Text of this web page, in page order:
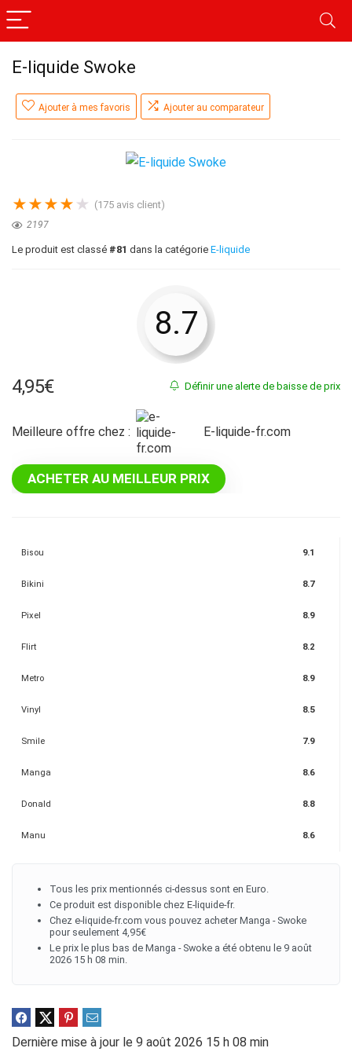
E-liquide Swoke
Ajouter à mes favoris Ajouter au comparateur
★★★★ ★ (175 avis client)
2197
Le produit est classé #81 dans la catégorie E-liquide
8.7
Définir une alerte de baisse de prix
4,95€
Meilleure offre chez : e-liquide-fr.com
ACHETER AU MEILLEUR PRIX
Bisou 9.1
Bikini 8.7
Pixel 8.9
Flirt 8.2
Metro 8.9
Vinyl 8.5
Smile 7.9
Manga 8.6
Donald 8.8
Manu 8.6
Tous les prix mentionnés ci-dessus sont en Euro.
Ce produit est disponible chez E-liquide-fr.
Chez e-liquide-fr.com vous pouvez acheter Manga - Swoke
pour seulement 4,95€
Le prix le plus bas de Manga - Swoke a été obtenu le 9 août
2026 15 h 08 min.
Dernière mise à jour le 9 août 2026 15 h 08 min